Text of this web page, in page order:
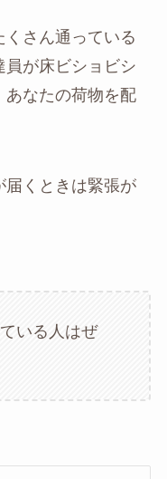
さん通っている
が床ビショビシ
あなたの荷物を配
届くときは緊張が
いる人はぜ